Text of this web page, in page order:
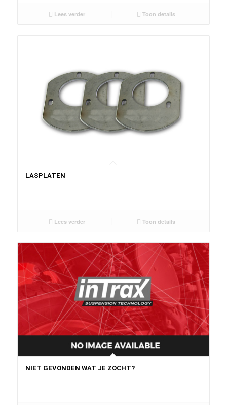
Lees verder Toon details
LASPLATEN
Lees verder Toon details
NIET GEVONDEN WAT JE ZOCHT?